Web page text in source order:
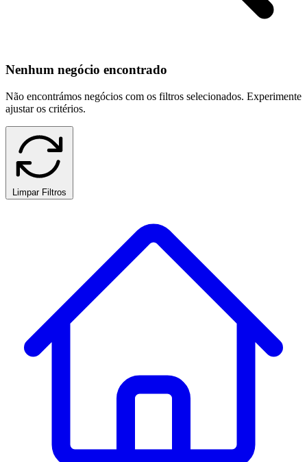
Nenhum negócio encontrado
Não encontrámos negócios com os filtros selecionados. Experimente
ajustar os critérios.
Limpar Filtros